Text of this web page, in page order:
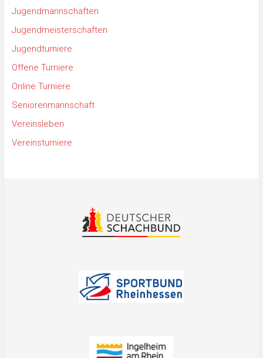
Jugendmannschaften
Jugendmeisterschaften
Jugendturniere
Offene Turniere
Online Turniere
Seniorenmannschaft
Vereinsleben
Vereinsturniere